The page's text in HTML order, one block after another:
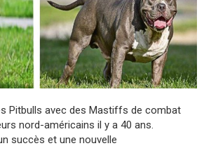
Pitbulls avec des Mastiffs de combat
nord-américains il y a 40 ans.
succès et une nouvelle